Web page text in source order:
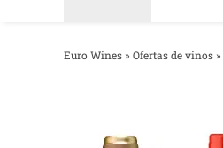
Euro Wines» Ofertas de vinos»